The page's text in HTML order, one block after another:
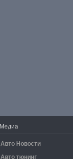
Медиа
Авто Новости
Авто тюнинг